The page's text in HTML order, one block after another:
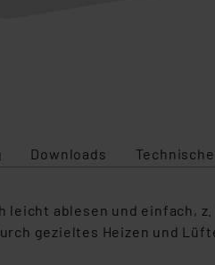
Downloads
leicht ablesen und einfach,
gezieltes Heizen und